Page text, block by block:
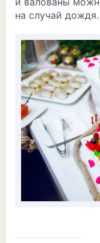
на случай дождя.